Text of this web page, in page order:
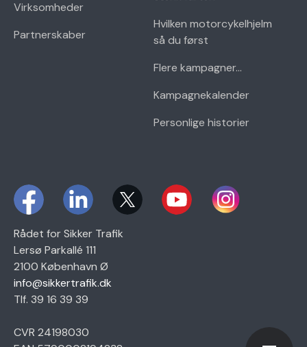
Virksomheder
Partnerskaber
Hvilken motorcykelhjelm
så du først
Flere kampagner...
Kampagnekalender
Personlige historier
Rådet for Sikker Trafik
Lersø Parkallé 111
2100 København Ø
info@sikkertrafik.dk
Tlf. 39 16 39 39
CVR 24198030